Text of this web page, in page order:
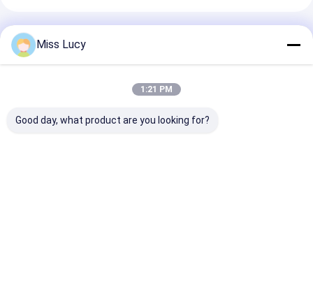
Productos Recomendados
Miss Lucy
1:21 PM
Good day, what product are you looking for?